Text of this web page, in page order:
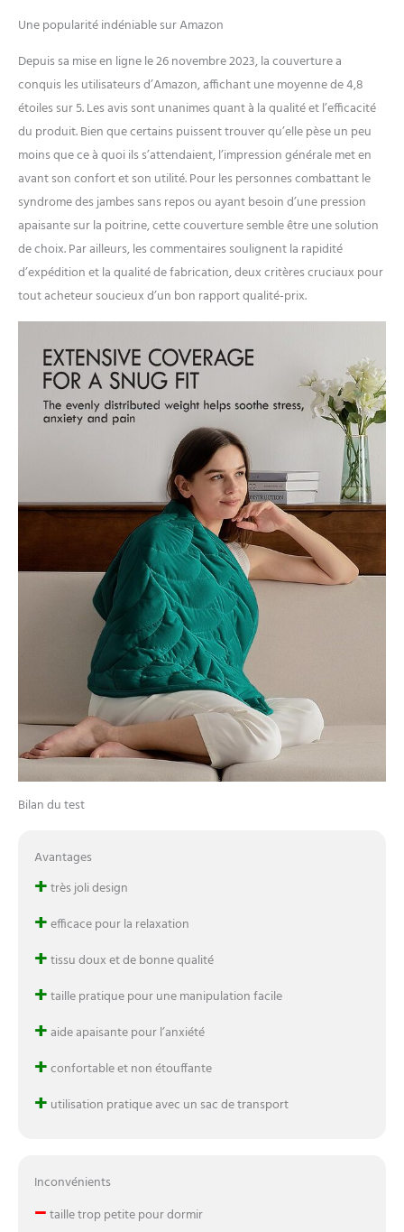
Une popularité indéniable sur Amazon
Depuis sa mise en ligne le 26 novembre 2023, la couverture a
conquis les utilisateurs d’Amazon, affichant une moyenne de 4,8
étoiles sur 5. Les avis sont unanimes quant à la qualité et l’efficacité
du produit. Bien que certains puissent trouver qu’elle pèse un peu
moins que ce à quoi ils s’attendaient, l’impression générale met en
avant son confort et son utilité. Pour les personnes combattant le
syndrome des jambes sans repos ou ayant besoin d’une pression
apaisante sur la poitrine, cette couverture semble être une solution
de choix. Par ailleurs, les commentaires soulignent la rapidité
d’expédition et la qualité de fabrication, deux critères cruciaux pour
tout acheteur soucieux d’un bon rapport qualité-prix.
Bilan du test
Avantages
+très joli design
+efficace pour la relaxation
+tissu doux et de bonne qualité
+taille pratique pour une manipulation facile
+aide apaisante pour l’anxiété
+confortable et non étouffante
+ utilisation pratique avec un sac de transport
Inconvénients
–taille trop petite pour dormir